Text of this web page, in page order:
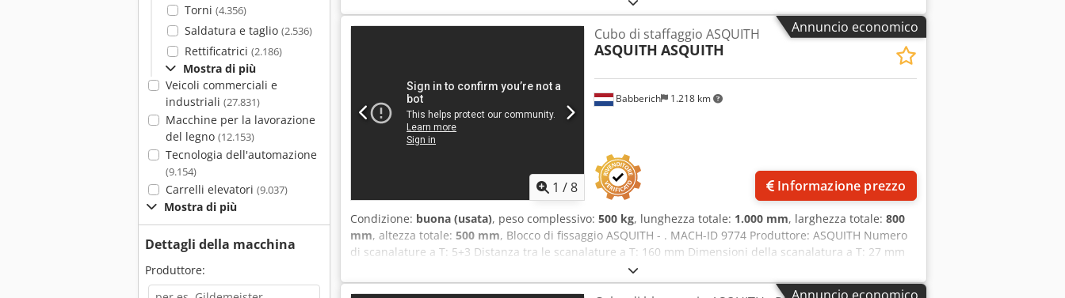
Torni (4.356)
Saldatura e taglio (2.536)
Rettificatrici (2.186)
Mostra di più
Veicoli commerciali e
industriali (27.831)
Macchine per la lavorazione
del legno (12.153)
Tecnologia dell'automazione
(9.154)
Carrelli elevatori (9.037)
Mostra di più
Dettagli della macchina
Produttore:
Annuncio economico
1 /8
Babberich 1.218 km
Cubo di staffaggio ASQUITH
ASQUITH ASQUITH
Informazione prezzo
Condizione: buona (usata), peso complessivo: 500 kg, lunghezza totale: 1.000 mm, larghezza totale: 800
mm, altezza totale: 500 mm, Blocco di fissaggio ASQUITH - . MACH-ID 9774 Produttore: ASQUITH Numero
di scanalature a T: 5+3 Distanza tra le scanalature a T: 160 mm Dimensioni della scanalatura a T: 27 mm
Numero di lati con scanalature a T: 8 Lunghezza: 1000 mm Larghezza: 800 mm Dcedpfxszrflgj Ammsk
Altezza: 500 mm Peso: 500 kg Si prega di notare: le informazioni contenute in questa pagina sono state